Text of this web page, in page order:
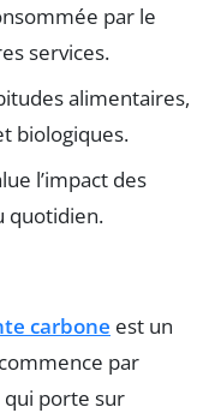
par le
services.
alimentaires,
biologiques.
l’impact des
quotidien.
carbone est un
par
porte sur